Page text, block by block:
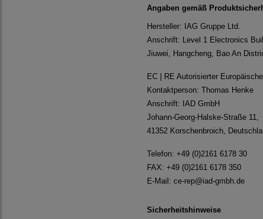
Angaben gemäß
Hersteller: IAG Gruppe Ltd.
Anschrift: Level 1 Electronics
Jiuwei, Hangcheng, Bao An
EC | RE Autorisierter
Kontaktperson: Thomas Henke
Anschrift: IAD GmbH
Johann-Georg-Halske-Straße 11,
41352 Korschenbroich,
Telefon: +49 (0)2161 6178 30
FAX: +49 (0)2161 6178 350
E-Mail: ce-rep@iad-gmbh.de
Sicherheitshinweise